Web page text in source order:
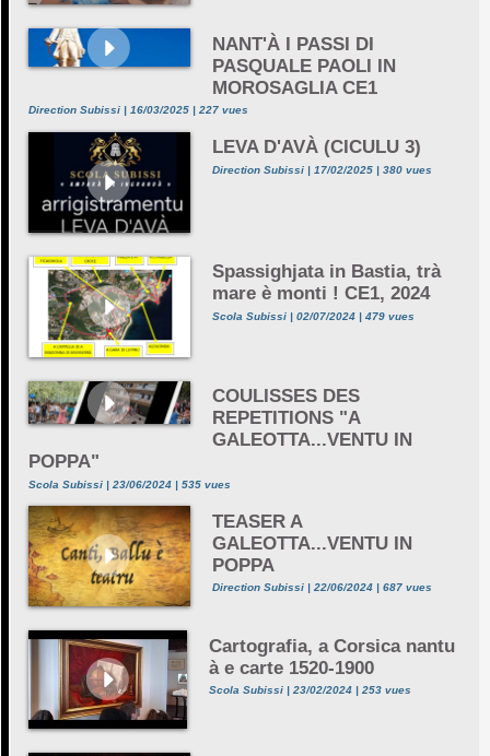
NANT'À I PASSI DI
PASQUALE PAOLI IN
MOROSAGLIA CE1
Direction Subissi | 16/03/2025 | 227 vues
LEVA D'AVÀ (CICULU 3)
Direction Subissi | 17/02/2025 | 380 vues
Spassighjata in Bastia, trà
mare è monti ! CE1, 2024
Scola Subissi | 02/07/2024 | 479 vues
COULISSES DES
REPETITIONS "A
GALEOTTA...VENTU IN
POPPA"
Scola Subissi | 23/06/2024 | 535 vues
TEASER A
GALEOTTA...VENTU IN
POPPA
Direction Subissi | 22/06/2024 | 687 vues
Cartografia, a Corsica nantu
à e carte 1520-1900
Scola Subissi | 23/02/2024 | 253 vues